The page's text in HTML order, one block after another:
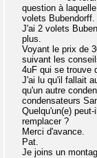
question à
volets Bubendorff.
J'ai 2 volets
plus.
Voyant le prix de
suivant les
4uF qui se trouve
J'ai lu qu'il fallait
qu'un autre
condensateurs
Quelqu'un(e)
remplacer ?
Merci d'avance.
Pat.
Je joins un